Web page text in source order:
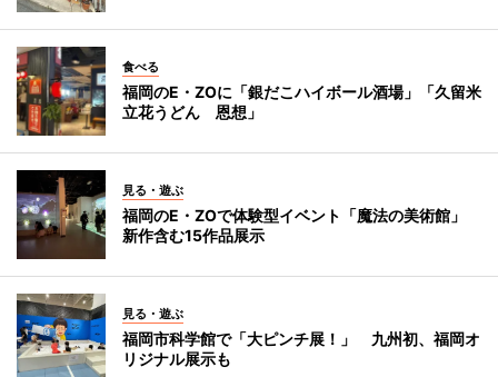
食べる
福岡のE・ZOに「銀だこハイボール酒場」「久留米
立花うどん 恩想」
見る・遊ぶ
福岡のE・ZOで体験型イベント「魔法の美術館」
新作含む15作品展示
見る・遊ぶ
福岡市科学館で「大ピンチ展！」 九州初、福岡オ
リジナル展示も